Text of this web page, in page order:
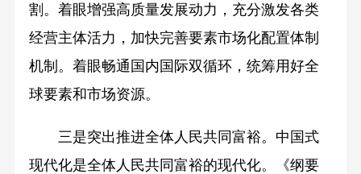
割。着眼增强高质量发展动力，充分激发各类
经营主体活力，加快完善要素市场化配置体制
机制。着眼畅通国内国际双循环，统筹用好全
球要素和市场资源。
三是突出推进全体人民共同富裕。中国式
现代化是全体人民共同富裕的现代化。《纲要